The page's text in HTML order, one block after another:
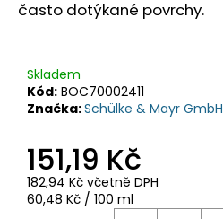
často dotýkané povrchy.
Skladem
Kód: BOC70002411
Značka:Schülke & Mayr GmbH
151,19 Kč
182,94 Kč včetně DPH
Měrná
60,48 Kč / 100 ml
D
p
o
u
u
e
m